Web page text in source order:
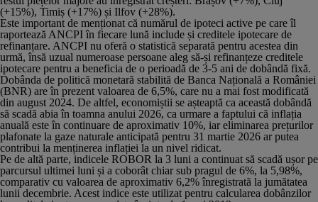
(+15%), Timiș (+17%) și Ilfov (+28%).
Este important de menționat că numărul de ipoteci active pe care îl
raportează ANCPI în fiecare lună include și creditele ipotecare de
refinanțare. ANCPI nu oferă o statistică separată pentru acestea din
urmă, însă uzual numeroase persoane aleg să-și refinanțeze creditele
ipotecare pentru a beneficia de o perioadă de 3-5 ani de dobândă fixă.
Dobânda de politică monetară stabilită de Banca Națională a României
(BNR) are în prezent valoarea de 6,5%, care nu a mai fost modificată
din august 2024. De altfel, economiștii se așteaptă ca această dobândă
să scadă abia în toamna anului 2026, ca urmare a faptului că inflația
anuală este în continuare de aproximativ 10%, iar eliminarea prețurilor
plafonate la gaze naturale anticipată pentru 31 martie 2026 ar putea
contribui la menținerea inflației la un nivel ridicat.
Pe de altă parte, indicele ROBOR la 3 luni a continuat să scadă ușor pe
parcursul ultimei luni și a coborât chiar sub pragul de 6%, la 5,98%,
comparativ cu valoarea de aproximativ 6,2% înregistrată la jumătatea
lunii decembrie. Acest indice este utilizat pentru calcularea dobânzilor